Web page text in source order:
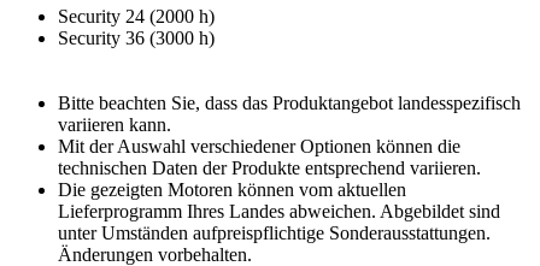
Security 24 (2000 h)
Security 36 (3000 h)
Bitte beachten Sie, dass das Produktangebot landesspezifisch
variieren kann.
Mit der Auswahl verschiedener Optionen können die
technischen Daten der Produkte entsprechend variieren.
Die gezeigten Motoren können vom aktuellen
Lieferprogramm Ihres Landes abweichen. Abgebildet sind
unter Umständen aufpreispflichtige Sonderausstattungen.
Änderungen vorbehalten.